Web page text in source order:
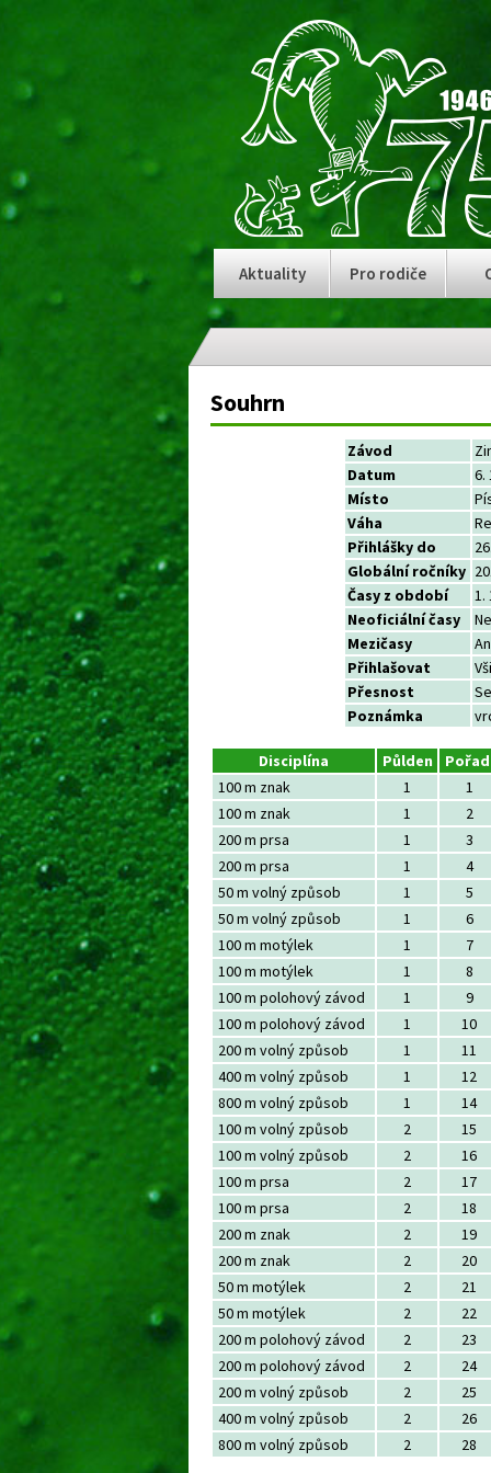
Aktuality Pro rodiče
Souhrn
Závod
Datum
6.
Místo
Váha
Přihlášky do
Globální ročníky
Časy z období
1.
Neoficiální časy
Ne
Mezičasy
Přihlašovat
Přesnost
Poznámka
Disciplína Půlden
100 m znak
1
1
100 m znak
1
2
200 m prsa
1
3
200 m prsa
1
4
50 m volný způsob
1
5
50 m volný způsob
1
6
100 m motýlek
1
7
100 m motýlek
1
8
100 m polohový závod
1
9
100 m polohový závod
1
10
200 m volný způsob
1
11
400 m volný způsob
1
12
800 m volný způsob
1
14
100 m volný způsob
2
15
100 m volný způsob
2
16
100 m prsa
2
17
100 m prsa
2
18
200 m znak
2
19
200 m znak
2
20
50 m motýlek
2
21
50 m motýlek
2
22
200 m polohový závod
2
23
200 m polohový závod
2
24
200 m volný způsob
2
25
400 m volný způsob
2
26
800 m volný způsob
2 28